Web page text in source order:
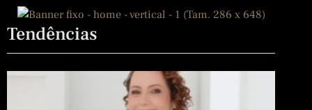
Tendências